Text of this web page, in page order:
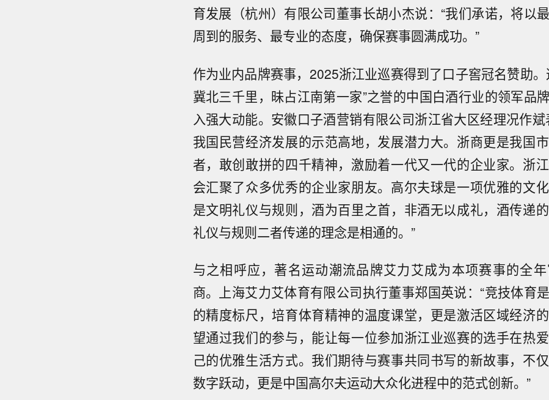
育发展（杭州）有限公司董事长胡小杰说：“我们承诺，将以
周到的服务、最专业的态度，确保赛事圆满成功。”
作为业内品牌赛事，2025浙江业巡赛得到了口子窖冠名赞助。
冀北三千里，昧占江南第一家”之誉的中国白酒行业的领军品
入强大动能。安徽口子酒营销有限公司浙江省大区经理况作斌
我国民营经济发展的示范高地，发展潜力大。浙商更是我国
者，敢创敢拼的四千精神，激励着一代又一代的企业家。浙
会汇聚了众多优秀的企业家朋友。高尔夫球是一项优雅的文
是文明礼仪与规则，酒为百里之首，非酒无以成礼，酒传递的
礼仪与规则二者传递的理念是相通的。”
与之相呼应，著名运动潮流品牌艾力艾成为本项赛事的全
商。上海艾力艾体育有限公司执行董事郑国英说：“竞技体育
的精度标尺，培育体育精神的温度课堂，更是激活区域经济
望通过我们的参与，能让每一位参加浙江业巡赛的选手在热
己的优雅生活方式。我们期待与赛事共同书写的新故事，不
数字跃动，更是中国高尔夫运动大众化进程中的范式创新。”